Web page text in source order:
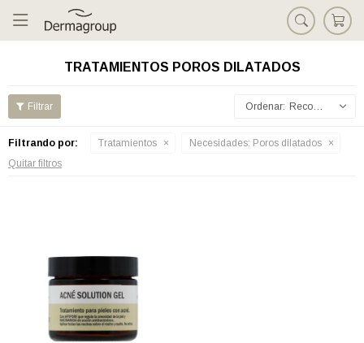

TRATAMIENTOS POROS DILATADOS
Recomendados
Filtrando por: Tratamientos Necesidades: Poros dilatados
Quitar filtros